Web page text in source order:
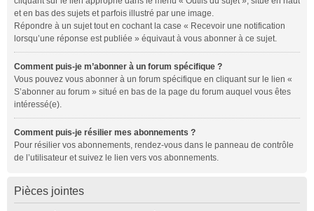
et en bas des sujets et parfois illustré par une image.
Répondre à un sujet tout en cochant la case « Recevoir une notification
lorsqu’une réponse est publiée » équivaut à vous abonner à ce sujet.
Comment puis-je m’abonner à un forum spécifique ?
Vous pouvez vous abonner à un forum spécifique en cliquant sur le lien «
S’abonner au forum » situé en bas de la page du forum auquel vous êtes
intéressé(e).
Comment puis-je résilier mes abonnements ?
Pour résilier vos abonnements, rendez-vous dans le panneau de contrôle
de l’utilisateur et suivez le lien vers vos abonnements.
Pièces jointes